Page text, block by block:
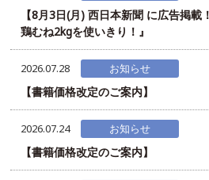
【8月3日(月) 西日本新聞 に広告掲
鶏むね2kgを使いきり！』
2026.07.28 お知らせ
【書籍価格改定のご案内】
2026.07.24 お知らせ
【書籍価格改定のご案内】